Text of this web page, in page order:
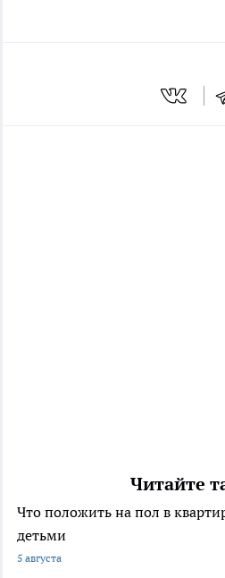
Читайте
Что положить на пол в
детьми
5 августа